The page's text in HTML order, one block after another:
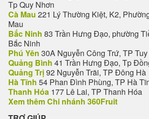
Tp Quy Nhơn
Cà Mau 221 Lý Thường Kiệt, K2,
Mau
Bắc Ninh 83 Trần Hưng Đạo, phường
Bắc Ninh
Phú Yên 30A Nguyễn Công Trứ, TP
Quảng Bình 41 Trần Hưng Đạo, Tp
Quảng Trị92 Nguyễn Trãi, TP Đông Hà
Hà Tĩnh 54 Phan Đình Phùng, TP Hà
Thanh Hóa 177 Lê Lai, TP Thanh Hóa
Xem thêm Chi nhánh 360Fruit